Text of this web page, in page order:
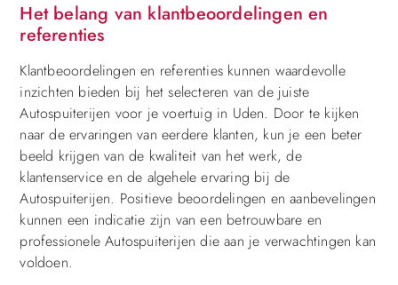
Het belang van klantbeoordelingen en
referenties
Klantbeoordelingen en referenties kunnen waardevolle
inzichten bieden bij het selecteren van de juiste
Autospuiterijen voor je voertuig in Uden. Door te kijken
naar de ervaringen van eerdere klanten, kun je een beter
beeld krijgen van de kwaliteit van het werk, de
klantenservice en de algehele ervaring bij de
Autospuiterijen. Positieve beoordelingen en aanbevelingen
kunnen een indicatie zijn van een betrouwbare en
professionele Autospuiterijen die aan je verwachtingen kan
voldoen.